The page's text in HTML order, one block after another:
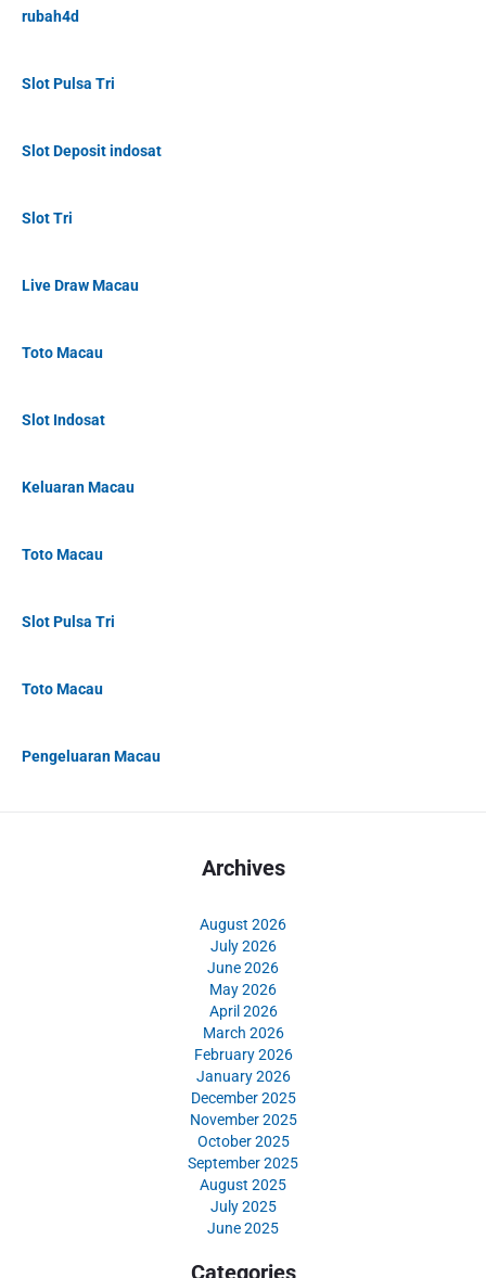
rubah4d
Slot Pulsa Tri
Slot Deposit indosat
Slot Tri
Live Draw Macau
Toto Macau
Slot Indosat
Keluaran Macau
Toto Macau
Slot Pulsa Tri
Toto Macau
Pengeluaran Macau
Archives
August 2026
July 2026
June 2026
May 2026
April 2026
March 2026
February 2026
January 2026
December 2025
November 2025
October 2025
September 2025
August 2025
July 2025
June 2025
Categories